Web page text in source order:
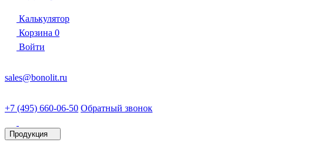
Калькулятор
Корзина 0
Войти
sales@bonolit.ru
+7 (495) 660-06-50 Обратный звонок
Продукция